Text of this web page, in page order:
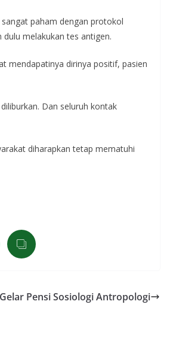
paham dengan protokol
melakukan tes antigen.
mendapatinya dirinya positif, pasien
Dan seluruh kontak
diharapkan tetap mematuhi
Pensi Sosiologi Antropologi